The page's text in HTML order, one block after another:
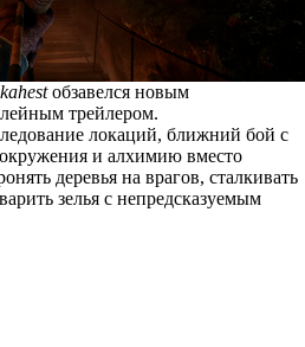
обзавелся новым
трейлером.
локаций, ближний бой с
и алхимию вместо
деревья на врагов, сталкивать
зелья с непредсказуемым